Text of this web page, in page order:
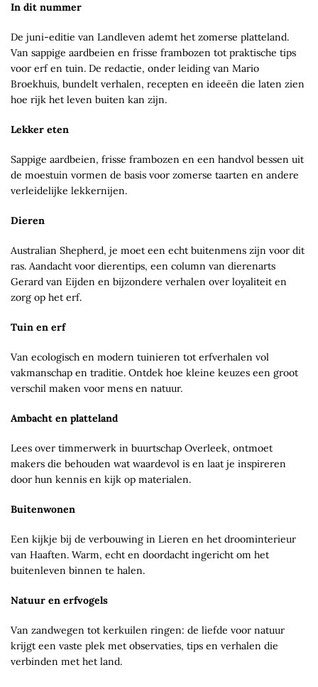
In dit nummer
De juni-editie van Landleven ademt het zomerse platteland.
Van sappige aardbeien en frisse frambozen tot praktische tips
voor erf en tuin. De redactie, onder leiding van Mario
Broekhuis, bundelt verhalen, recepten en ideeën die laten zien
hoe rijk het leven buiten kan zijn.
Lekker eten
Sappige aardbeien, frisse frambozen en een handvol bessen uit
de moestuin vormen de basis voor zomerse taarten en andere
verleidelijke lekkernijen.
Dieren
Australian Shepherd, je moet een echt buitenmens zijn voor dit
ras. Aandacht voor dierentips, een column van dierenarts
Gerard van Eijden en bijzondere verhalen over loyaliteit en
zorg op het erf.
Tuin en erf
Van ecologisch en modern tuinieren tot erfverhalen vol
vakmanschap en traditie. Ontdek hoe kleine keuzes een groot
verschil maken voor mens en natuur.
Ambacht en platteland
Lees over timmerwerk in buurtschap Overleek, ontmoet
makers die behouden wat waardevol is en laat je inspireren
door hun kennis en kijk op materialen.
Buitenwonen
Een kijkje bij de verbouwing in Lieren en het droominterieur
van Haaften. Warm, echt en doordacht ingericht om het
buitenleven binnen te halen.
Natuur en erfvogels
Van zandwegen tot kerkuilen ringen: de liefde voor natuur
krijgt een vaste plek met observaties, tips en verhalen die
verbinden met het land.